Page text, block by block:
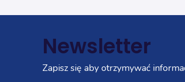
Newsletter
Zapisz się aby otrzymywać